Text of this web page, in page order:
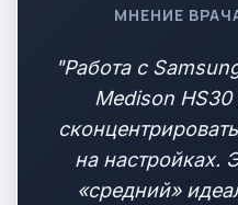
МНЕНИЕ
"Работа с
Medison HS30
на настройках.
«средний»